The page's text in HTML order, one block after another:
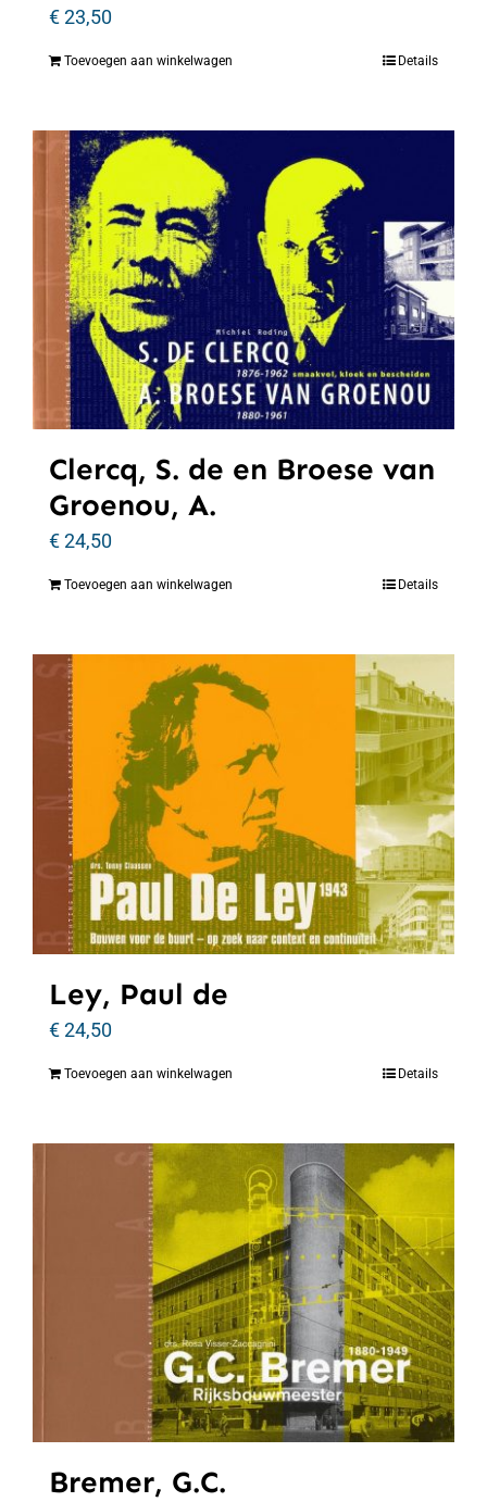
€23,50
Toevoegen aan winkelwagen Details
Clercq, S. de en Broese van
Groenou, A.
€24,50
Toevoegen aan winkelwagen Details
Ley, Paul de
€24,50
Toevoegen aan winkelwagen Details
Bremer, G.C.